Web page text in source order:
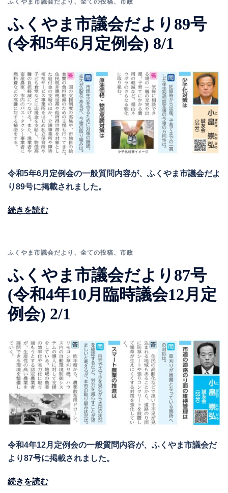
ふくやま市議会だより 、 全ての投稿、 市政
ふくやま市議会だより89号
(令和5年6月定例会) 8/1
令和5年6月定例会の一般質問内容が、ふくやま市議会だよ
り89号に掲載されました。
続きを読む
ふくやま市議会だより 、 全ての投稿、 市政
ふくやま市議会だより87号
(令和4年10月臨時議会12月定
例会) 2/1
令和4年12月定例会の一般質問内容が、ふくやま市議会だ
より87号に掲載されました。
続きを読む